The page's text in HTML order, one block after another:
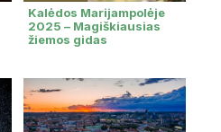
Kalėdos Marijampolėje
2025 – Magiškiausias
žiemos gidas